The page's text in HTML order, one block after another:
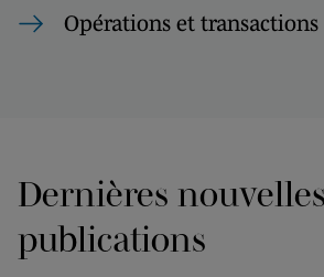
Opérations et transactions
Dernières
publications